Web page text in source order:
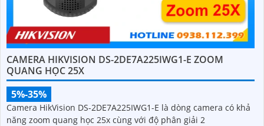
CAMERA HIKVISION DS-2DE7A225IWG1-E ZOOM
QUANG HỌC 25X
5%-35%
Camera HikVision DS-2DE7A225IWG1-E là dòng camera có khả
năng zoom quang học 25x cùng với độ phân giải 2